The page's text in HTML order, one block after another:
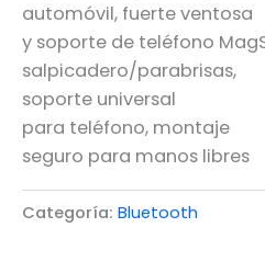
automóvil, fuerte ventosa
y soporte de teléfono
salpicadero/parabrisas,
soporte universal
para teléfono, montaje
seguro para manos libres
Categoría: Bluetooth